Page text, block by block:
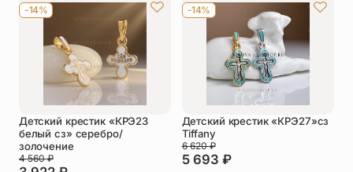
-14%
Детский крестик «КРЭ23
белый сз» серебро/
золочение
4 560₽
-14%
Детский крестик «КРЭ27»сз
Tiffany
5 693 ₽
6 620₽